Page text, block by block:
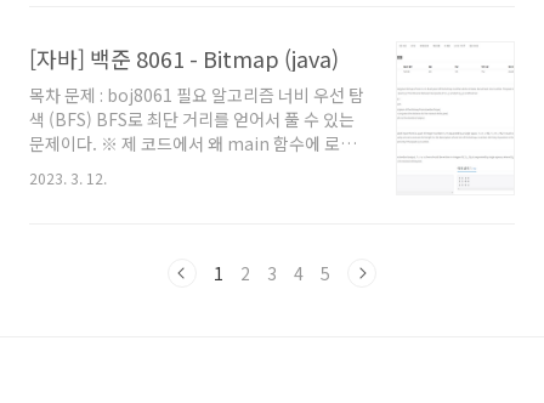
주세요. 백준을 자바로 풀어보려고 시작하시는
분이나, 백준에서 자바로 풀 때의 팁을 원하시는
분들도 보시는걸 추천드립니다. 풀이 BFS에 대
해 모른다면 '이 글'을 참고해보자. 특히 '방문체
크에 대해 좀 더 써봄' 부분을 이해해야 풀 수 있
다. 결국 이 문제도 방문체크를 모든 경우를 표현
[자바] 백준 8061 - Bitmap (java)
목차 문제 : boj8061 필요 알고리즘 너비 우선 탐
색 (BFS) BFS로 최단 거리를 얻어서 풀 수 있는
문제이다. ※ 제 코드에서 왜 main 함수에 로직
않고 BufferedReader를 사용했는지 등에 대해
는 분이나, 백준에서 자바로 풀 때의 팁을 원하시
는 분들도 보시는걸 추천드립니다. 풀이 문제에
2023. 3. 12.
1 2 3 4 5